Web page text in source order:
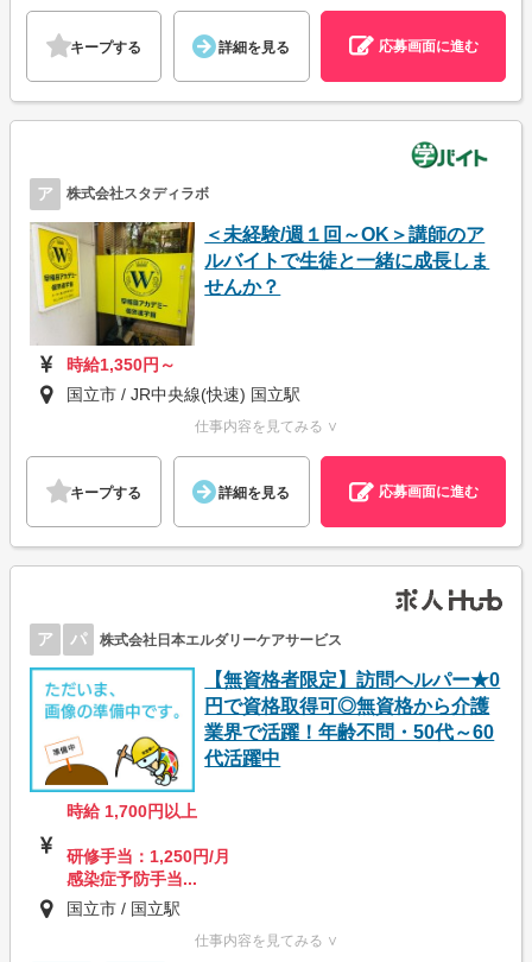
キープする 詳細を見る 応募画面に進む
ア 株式会社スタディラボ
＜未経験/週１回～OK＞講師のア
ルバイトで生徒と一緒に成長しま
せんか？
時給1,350円～
国立市 / JR中央線(快速) 国立駅
仕事内容を見てみる ∨
キープする 詳細を見る 応募画面に進む
ア パ 株式会社日本エルダリーケアサービス
【無資格者限定】訪問ヘルパー★0
円で資格取得可◎無資格から介護
業界で活躍！年齢不問・50代～60
代活躍中
時給 1,700円以上
研修手当：1,250円/月
感染症予防手当...
国立市 / 国立駅
仕事内容を見てみる ∨